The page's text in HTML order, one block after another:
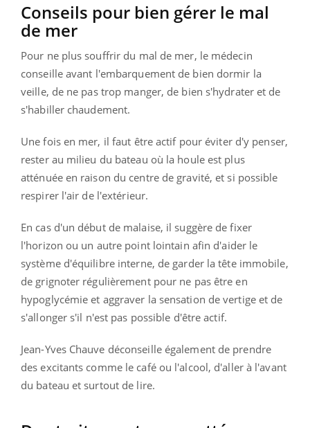
Conseils pour bien gérer le mal
de mer
Pour ne plus souffrir du mal de mer, le médecin
conseille avant l'embarquement de bien dormir la
veille, de ne pas trop manger, de bien s'hydrater et de
s'habiller chaudement.
Une fois en mer, il faut être actif pour éviter d'y penser,
rester au milieu du bateau où la houle est plus
atténuée en raison du centre de gravité, et si possible
respirer l'air de l'extérieur.
En cas d'un début de malaise, il suggère de fixer
l'horizon ou un autre point lointain afin d'aider le
système d'équilibre interne, de garder la tête immobile,
de grignoter régulièrement pour ne pas être en
hypoglycémie et aggraver la sensation de vertige et de
s'allonger s'il n'est pas possible d'être actif.
Jean-Yves Chauve déconseille également de prendre
des excitants comme le café ou l'alcool, d'aller à l'avant
du bateau et surtout de lire.